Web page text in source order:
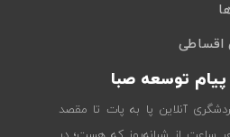
اقساطی
توسعه صبا
آنلاین پا به پات تا مقصد